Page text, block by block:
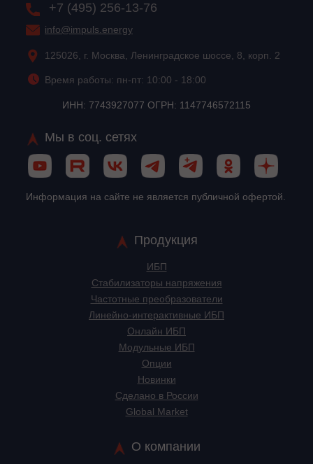
+7 (495) 256-13-76
info@impuls.energy
125026, г. Москва, Ленинградское шоссе, 8, корп. 2
Время работы: пн-пт: 10:00 - 18:00
ИНН: 7743927077 ОГРН: 1147746572115
Мы в соц. сетях
Информация на сайте не является публичной офертой.
Продукция
ИБП
Стабилизаторы напряжения
Частотные преобразователи
Линейно-интерактивные ИБП
Онлайн ИБП
Модульные ИБП
Опции
Новинки
Сделано в России
Global Market
О компании